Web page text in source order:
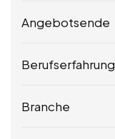
Angebotsende
Berufserfahrung
Branche